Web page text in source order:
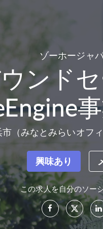
ゾーホージャ
ンド
（みなとみらいオフィ
興味あり
この求人を自分のソー